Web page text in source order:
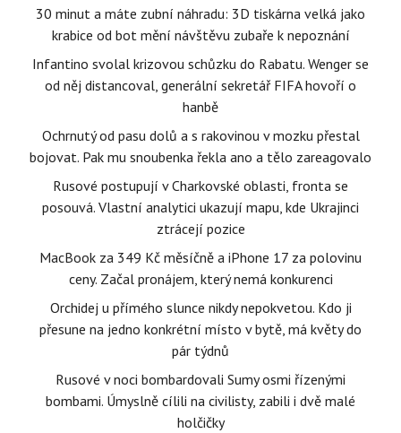
30 minut a máte zubní náhradu: 3D tiskárna velká jako
krabice od bot mění návštěvu zubaře k nepoznání
Infantino svolal krizovou schůzku do Rabatu. Wenger se
od něj distancoval, generální sekretář FIFA hovoří o
hanbě
Ochrnutý od pasu dolů a s rakovinou v mozku přestal
bojovat. Pak mu snoubenka řekla ano a tělo zareagovalo
Rusové postupují v Charkovské oblasti, fronta se
posouvá. Vlastní analytici ukazují mapu, kde Ukrajinci
ztrácejí pozice
MacBook za 349 Kč měsíčně a iPhone 17 za polovinu
ceny. Začal pronájem, který nemá konkurenci
Orchidej u přímého slunce nikdy nepokvetou. Kdo ji
přesune na jedno konkrétní místo v bytě, má květy do
pár týdnů
Rusové v noci bombardovali Sumy osmi řízenými
bombami. Úmyslně cílili na civilisty, zabili i dvě malé
holčičky